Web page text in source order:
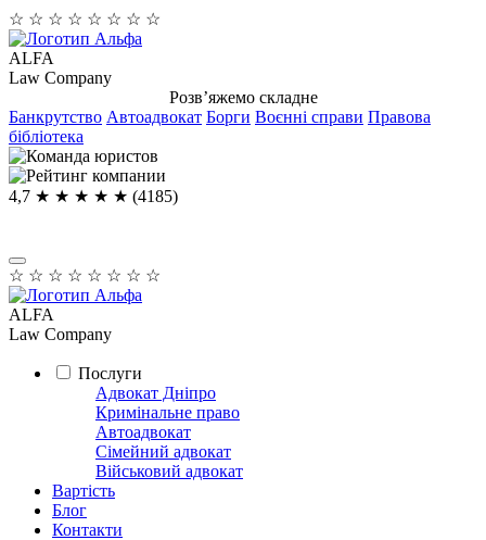
☆ ☆ ☆ ☆ ☆ ☆ ☆ ☆
ALFA
Law Company
Розв’яжемо складне
Банкрутство Автоадвокат Борги Воєнні справи Правова
бібліотека
4,7 ★ ★ ★ ★ ★ (4185)
☆ ☆ ☆ ☆ ☆ ☆ ☆ ☆
ALFA
Law Company
Послуги
Адвокат Дніпро
Кримінальне право
Автоадвокат
Сімейний адвокат
Військовий адвокат
Вартість
Блог
Контакти